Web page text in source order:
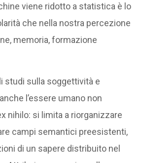
viene ridotto a statistica è lo
che nella nostra percezione
memoria, formazione
studi sulla soggettività e
l’essere umano non
nihilo: si limita a riorganizzare
campi semantici preesistenti,
di un sapere distribuito nel